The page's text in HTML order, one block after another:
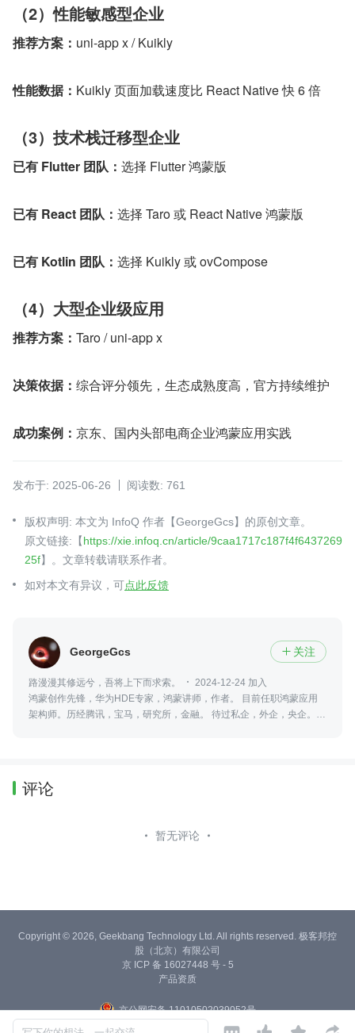
（2）性能敏感型企业
推荐方案： uni-app x / Kuikly
性能数据： Kuikly 页面加载速度比 React Native 快 6 倍
（3）技术栈迁移型企业
已有 Flutter 团队： 选择 Flutter 鸿蒙版
已有 React 团队： 选择 Taro 或 React Native 鸿蒙版
已有 Kotlin 团队： 选择 Kuikly 或 ovCompose
（4）大型企业级应用
推荐方案： Taro / uni-app x
决策依据： 综合评分领先，生态成熟度高，官方持续维护
成功案例： 京东、国内头部电商企业鸿蒙应用实践
发布于: 2025-06-26 阅读数: 761
版权声明: 本文为 InfoQ 作者【GeorgeGcs】的原创文章。
原文链接:【https://xie.infoq.cn/article/9caa1717c187f4f6437269
25f】。文章转载请联系作者。
如对本文有异议，可点此反馈
GeorgeGcs  关注
路漫漫其修远兮，吾将上下而求索。
2024-12-24 加入
鸿蒙创作先锋，华为HDE专家，鸿蒙讲师，作者。 目前任职鸿蒙应用
架构师。历经腾讯，宝马，研究所，金融。 待过私企，外企，央企。
评论
暂无评论
Copyright © 2026, Geekbang Technology Ltd. All rights reserved. 极客邦控
股（北京）有限公司
京 ICP 备 16027448 号 - 5
产品资质
京公网安备 11010502039052号